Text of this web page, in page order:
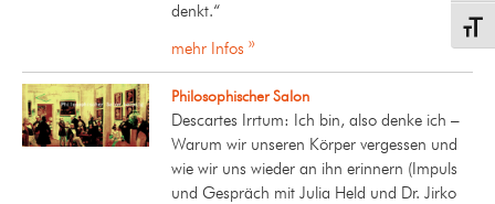
denkt.“
mehr Infos »
Philosophischer Salon
Descartes Irrtum: Ich bin, also denke ich –
Warum wir unseren Körper vergessen und
wie wir uns wieder an ihn erinnern (Impuls
und Gespräch mit Julia Held und Dr. Jirko